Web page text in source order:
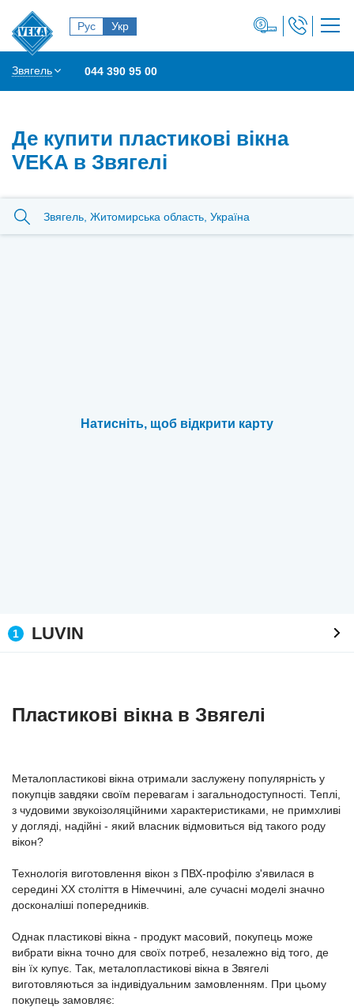
Рус Укр
Звягель 044 390 95 00
Де купити пластикові вікна
VEKA в Звягелі
Натисніть, щоб відкрити карту
1 LUVIN
Пластикові вікна в Звягелі
Металопластикові вікна отримали заслужену популярність у
покупців завдяки своїм перевагам і загальнодоступності. Теплі,
з чудовими звукоізоляційними характеристиками, не примхливі
у догляді, надійні - який власник відмовиться від такого роду
вікон?
Технологія виготовлення вікон з ПВХ-профілю з'явилася в
середині ХХ століття в Німеччині, але сучасні моделі значно
досконаліші попередників.
Однак пластикові вікна - продукт масовий, покупець може
вибрати вікна точно для своїх потреб, незалежно від того, де
він їх купує. Так, металопластикові вікна в Звягелі
виготовляються за індивідуальним замовленням. При цьому
покупець замовляє: